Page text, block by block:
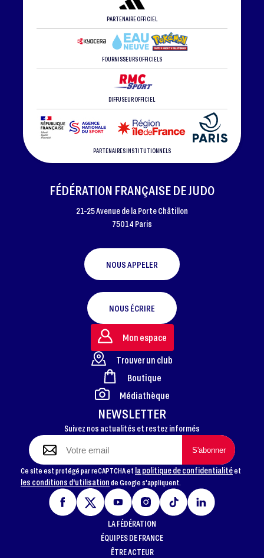
PARTENAIRE OFFICIEL
FOURNISSEURS OFFICIELS
DIFFUSEUR OFFICIEL
PARTENAIRES INSTITUTIONNELS
FOOTER
FÉDÉRATION FRANÇAISE DE JUDO
21-25 Avenue de la Porte Châtillon
75014 Paris
NOUS APPELER
NOUS ÉCRIRE
NEWSLETTER
Suivez nos actualités et restez informés
Ce site est protégé par reCAPTCHA et la politique de confidentialitéet
les conditions d'utilisationde Google s'appliquent.
Mon espace
Trouver un club
Boutique
Médiathèque
LA FÉDÉRATION
ÉQUIPES DE FRANCE
ÊTRE ACTEUR